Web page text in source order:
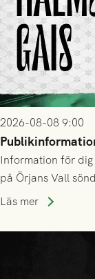
2026-08-08 9:00
Information för dig
på Örjans Vall
Läs mer